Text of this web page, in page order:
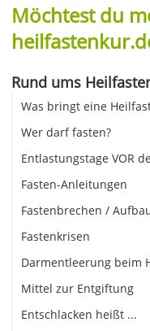
Möchtest du
Rund ums
Was bringt eine
Wer darf fasten?
Entlastungstage VOR
Fasten-Anleitungen
Fastenbrechen /
Fastenkrisen
Darmentleerung beim
Mittel zur Entgiftung
Entschlacken heißt ...